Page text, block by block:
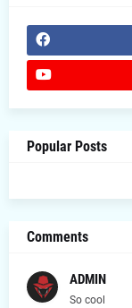
Popular Posts
Comments
ADMIN
So cool